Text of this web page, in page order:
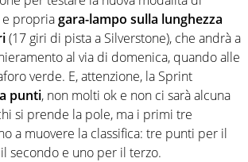
e propriagara-lampo sulla lunghezza
(17 giri di pista a Silverstone), che andrà a
al via di domenica, quando alle
verde. E, attenzione, la Sprint
punti, non molti ok e non ci sarà alcuna
si prende la pole, ma i primi tre
a muovere la classifica: tre punti per il
secondo e uno per il terzo.